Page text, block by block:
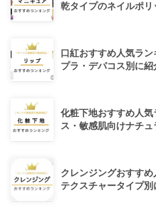
乾タイプのネイルポリ
口紅おすすめ人気ラ
プラ・デパコス別に紹
化粧下地おすすめ人
ス・敏感肌向けナチュ
クレンジングおすす
テクスチャータイプ別